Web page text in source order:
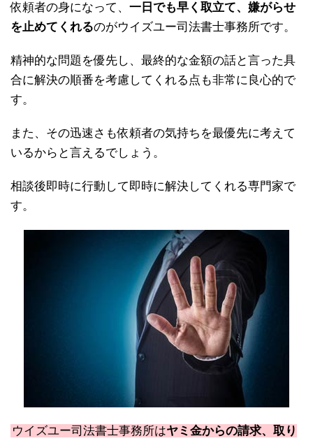
依頼者の身になって、 一日でも早く取立て、嫌がらせ
を止めてくれるのがウイズユー司法書士事務所です。
精神的な問題を優先し、最終的な金額の話と言った具
合に解決の順番を考慮してくれる点も非常に良心的で
す。
また、その迅速さも依頼者の気持ちを最優先に考えて
いるからと言えるでしょう。
相談後即時に行動して即時に解決してくれる専門家で
す。
ウイズユー司法書士事務所はヤミ金からの請求、取り